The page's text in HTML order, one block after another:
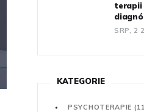
terapii
SRP, 2
KATEGORIE
PSYCHOTERAPIE